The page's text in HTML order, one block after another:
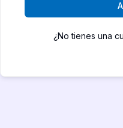
¿No tienes una